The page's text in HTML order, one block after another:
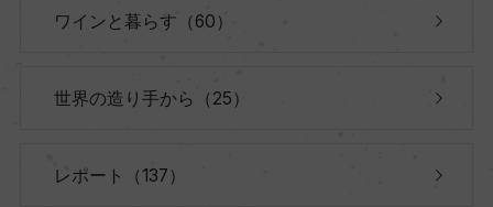
ワインと暮らす（60）
世界の造り手から（25）
レポート（137）